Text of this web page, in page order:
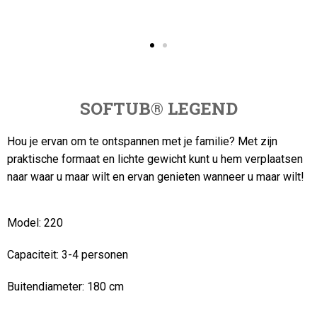
SOFTUB® LEGEND
Hou je ervan om te ontspannen met je familie? Met zijn
praktische formaat en lichte gewicht kunt u hem verplaatsen
naar waar u maar wilt en ervan genieten wanneer u maar wilt!
Model: 220
Capaciteit: 3-4 personen
Buitendiameter: 180 cm